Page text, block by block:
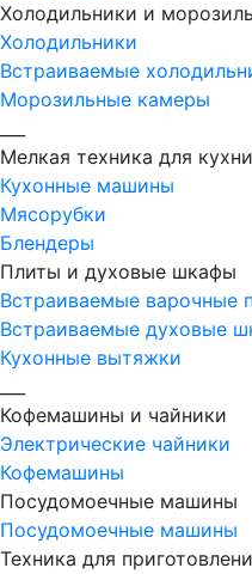
Холодильники и
Холодильники
Встраиваемые
Морозильные камеры
Мелкая техника для кухни
Кухонные машины
Мясорубки
Блендеры
Плиты и духовые шкафы
Встраиваемые варочные
Встраиваемые духовые
Кухонные вытяжки
Кофемашины и чайники
Электрические чайники
Кофемашины
Посудомоечные машины
Посудомоечные машины
Техника для